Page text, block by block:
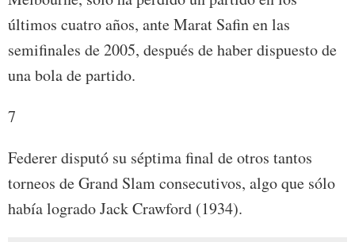
últimos cuatro años, ante Marat Safin en las
semifinales de 2005, después de haber dispuesto de
una bola de partido.
7
Federer disputó su séptima final de otros tantos
torneos de Grand Slam consecutivos, algo que sólo
había logrado Jack Crawford (1934).